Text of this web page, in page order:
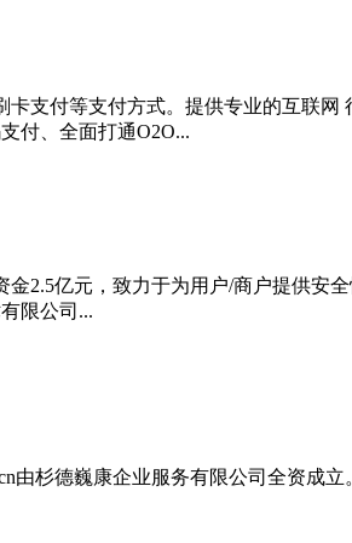
卡支付等支付方式。提供专业的互联网
付、全面打通O2O...
金2.5亿元，致力于为用户/商户提供安
限公司...
由杉德巍康企业服务有限公司全资成